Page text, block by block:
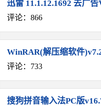
迅雷 11.1.12.1692 去广
评论：866
WinRAR(解压缩软件
评论：733
搜狗拼音输入法PC版